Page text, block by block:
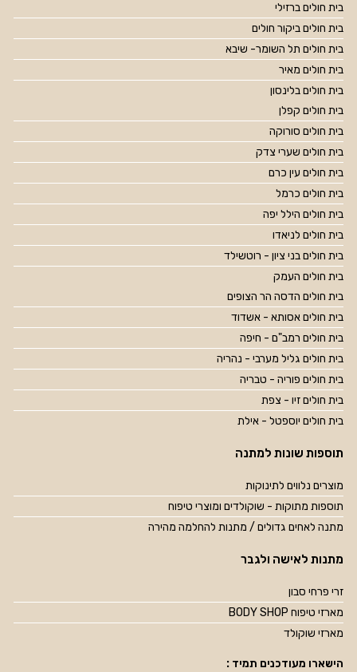
בית חולים ברזילי
בית חולים ביקור חולים
בית חולים תל השומר- שיבא
בית חולים מאיר
בית חולים בלינסון
בית חולים קפלן
בית חולים סורוקה
בית חולים שערי צדק
בית חולים עין כרם
בית חולים כרמל
בית חולים הילל יפה
בית חולים לניאדו
בית חולים בני ציון - רוטשילד
בית חולים העמק
בית חולים הדסה הר הצופים
בית חולים אסותא - אשדוד
בית חולים רמב"ם - חיפה
בית חולים גליל מערבי - נהריה
בית חולים פוריה - טבריה
בית חולים זיו - צפת
בית חולים יוספטל - אילת
תוספות שונות למתנה
מוצרים נלווים לתינוקות
תוספות מתוקות - שוקולדים ומוצרי טיפוח
מתנה לאחים גדולים / מתנות להחלמה מהירה
מתנות לאישה ולגבר
זרי פרחי סבון
מארזי טיפוח BODY SHOP
מארזי שוקולד
הישארו מעודכנים תמיד :